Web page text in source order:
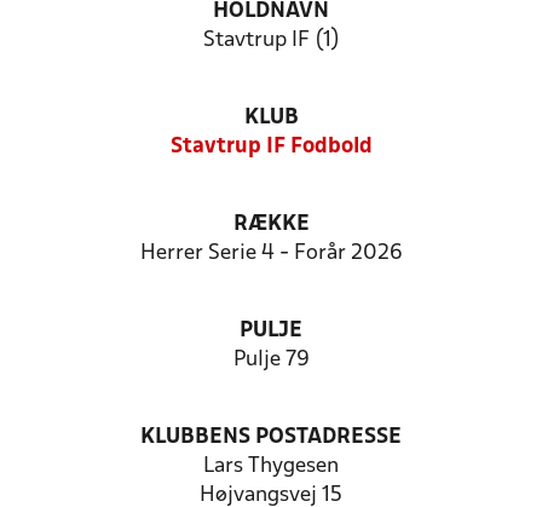
HOLDNAVN
Stavtrup IF (1)
KLUB
Stavtrup IF Fodbold
RÆKKE
Herrer Serie 4 - Forår 2026
PULJE
Pulje 79
KLUBBENS POSTADRESSE
Lars Thygesen
Højvangsvej 15